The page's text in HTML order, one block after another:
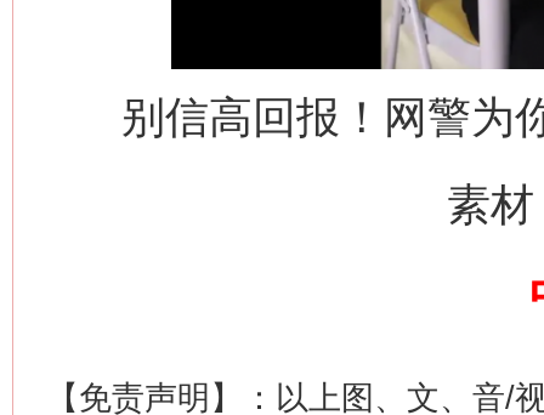
别信高回报！网警为
素
【免责声明】：以上图、文、音/
谢